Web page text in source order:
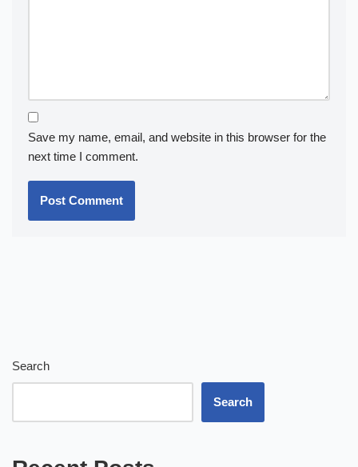
Save my name, email, and website in this browser for the
next time I comment.
Search
Search